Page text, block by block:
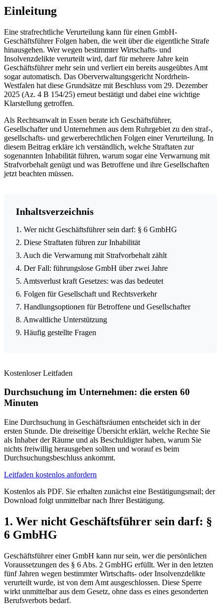
Einleitung
Eine strafrechtliche Verurteilung kann für einen GmbH-
Geschäftsführer Folgen haben, die weit über die eigentliche Strafe
hinausgehen. Wer wegen bestimmter Wirtschafts- und
Insolvenzdelikte verurteilt wird, darf für mehrere Jahre kein
Geschäftsführer mehr sein und verliert ein bereits ausgeübtes Amt
sogar automatisch. Das Oberverwaltungsgericht Nordrhein-
Westfalen hat diese Grundsätze mit Beschluss vom 29. Dezember
2025 (Az. 4 B 154/25) erneut bestätigt und dabei eine wichtige
Klarstellung getroffen.
Als Rechtsanwalt in Essen berate ich Geschäftsführer,
Gesellschafter und Unternehmen aus dem Ruhrgebiet zu den straf-,
gesellschafts- und gewerberechtlichen Folgen einer Verurteilung. In
diesem Beitrag erkläre ich verständlich, welche Straftaten zur
sogenannten Inhabilität führen, warum sogar eine Verwarnung mit
Strafvorbehalt genügt und was Betroffene und ihre Gesellschaften
jetzt beachten müssen.
Inhaltsverzeichnis
1. Wer nicht Geschäftsführer sein darf: § 6 GmbHG
2. Diese Straftaten führen zur Inhabilität
3. Auch die Verwarnung mit Strafvorbehalt zählt
4. Der Fall: führungslose GmbH über zwei Jahre
5. Amtsverlust kraft Gesetzes: was das bedeutet
6. Folgen für Gesellschaft und Rechtsverkehr
7. Handlungsoptionen für Betroffene und Gesellschafter
8. Anwaltliche Unterstützung
9. Häufig gestellte Fragen
Kostenloser Leitfaden
Durchsuchung im Unternehmen: die ersten 60
Minuten
Eine Durchsuchung in Geschäftsräumen entscheidet sich in der
ersten Stunde. Die dreiseitige Übersicht erklärt, welche Rechte Sie
als Inhaber der Räume und als Beschuldigter haben, warum Sie
nichts freiwillig herausgeben sollten und worauf es beim
Durchsuchungsbeschluss ankommt.
Leitfaden kostenlos anfordern
Kostenlos als PDF. Sie erhalten zunächst eine Bestätigungsmail; der
Download folgt unmittelbar nach Ihrer Bestätigung.
1. Wer nicht Geschäftsführer sein darf: §
6 GmbHG
Geschäftsführer einer GmbH kann nur sein, wer die persönlichen
Voraussetzungen des § 6 Abs. 2 GmbHG erfüllt. Wer in den letzten
fünf Jahren wegen bestimmter Wirtschafts- oder Insolvenzdelikte
verurteilt wurde, ist von dem Amt ausgeschlossen. Diese Sperre
wirkt unmittelbar aus dem Gesetz, ohne dass es eines gesonderten
Berufsverbots bedarf.